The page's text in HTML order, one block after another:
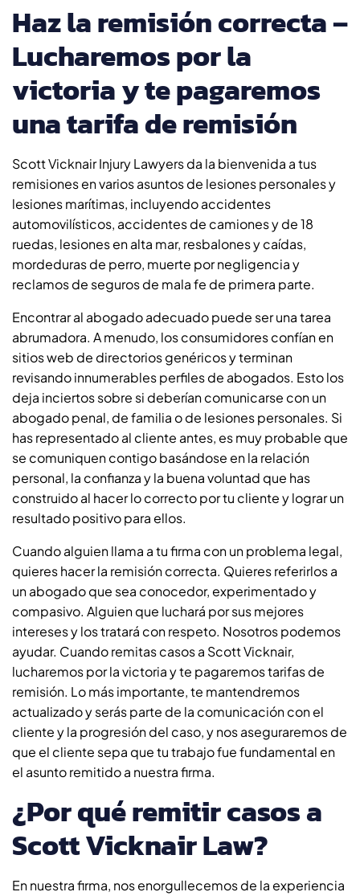
Haz la remisión correcta –
Lucharemos por la
victoria y te pagaremos
una tarifa de remisión
Scott Vicknair Injury Lawyers da la bienvenida a tus
remisiones en varios asuntos de lesiones personales y
lesiones marítimas, incluyendo accidentes
automovilísticos, accidentes de camiones y de 18
ruedas, lesiones en alta mar, resbalones y caídas,
mordeduras de perro, muerte por negligencia y
reclamos de seguros de mala fe de primera parte.
Encontrar al abogado adecuado puede ser una tarea
abrumadora. A menudo, los consumidores confían en
sitios web de directorios genéricos y terminan
revisando innumerables perfiles de abogados. Esto los
deja inciertos sobre si deberían comunicarse con un
abogado penal, de familia o de lesiones personales. Si
has representado al cliente antes, es muy probable que
se comuniquen contigo basándose en la relación
personal, la confianza y la buena voluntad que has
construido al hacer lo correcto por tu cliente y lograr un
resultado positivo para ellos.
Cuando alguien llama a tu firma con un problema legal,
quieres hacer la remisión correcta. Quieres referirlos a
un abogado que sea conocedor, experimentado y
compasivo. Alguien que luchará por sus mejores
intereses y los tratará con respeto. Nosotros podemos
ayudar. Cuando remitas casos a Scott Vicknair,
lucharemos por la victoria y te pagaremos tarifas de
remisión. Lo más importante, te mantendremos
actualizado y serás parte de la comunicación con el
cliente y la progresión del caso, y nos aseguraremos de
que el cliente sepa que tu trabajo fue fundamental en
el asunto remitido a nuestra firma.
¿Por qué remitir casos a
Scott Vicknair Law?
En nuestra firma, nos enorgullecemos de la experiencia